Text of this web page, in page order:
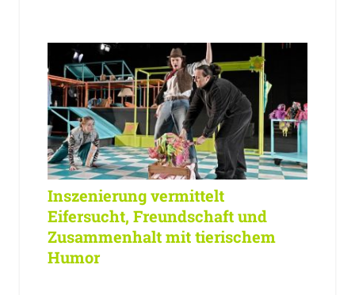
Inszenierung vermittelt
Eifersucht, Freundschaft und
Zusammenhalt mit tierischem
Humor